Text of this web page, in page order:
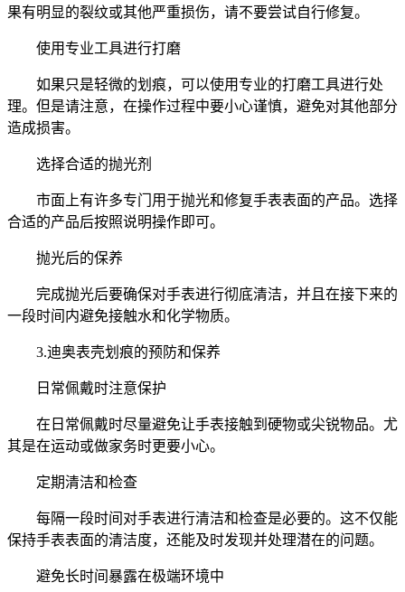
果有明显的裂纹或其他严重损伤，请不要尝试自行修复。
使用专业工具进行打磨
如果只是轻微的划痕，可以使用专业的打磨工具进行处
理。但是请注意，在操作过程中要小心谨慎，避免对其他部分
造成损害。
选择合适的抛光剂
市面上有许多专门用于抛光和修复手表表面的产品。选择
合适的产品后按照说明操作即可。
抛光后的保养
完成抛光后要确保对手表进行彻底清洁，并且在接下来的
一段时间内避免接触水和化学物质。
3.迪奥表壳划痕的预防和保养
日常佩戴时注意保护
在日常佩戴时尽量避免让手表接触到硬物或尖锐物品。尤
其是在运动或做家务时更要小心。
定期清洁和检查
每隔一段时间对手表进行清洁和检查是必要的。这不仅能
保持手表表面的清洁度，还能及时发现并处理潜在的问题。
避免长时间暴露在极端环境中